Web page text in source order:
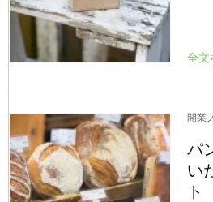
全文
開業
パ
い
ト